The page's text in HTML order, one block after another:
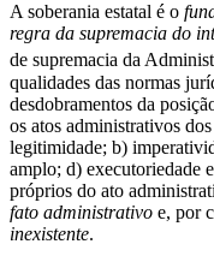
A soberania estatal é o
regra da supremacia do
de supremacia da
qualidades das normas
desdobramentos da
os atos administrativos
legitimidade; b)
amplo; d) executoriedade
próprios do ato
fato administrativo e, por
inexistente.